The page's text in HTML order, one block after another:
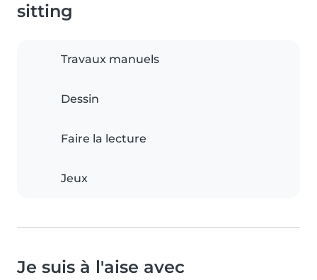
sitting
Travaux manuels
Dessin
Faire la lecture
Jeux
Je suis à l'aise avec